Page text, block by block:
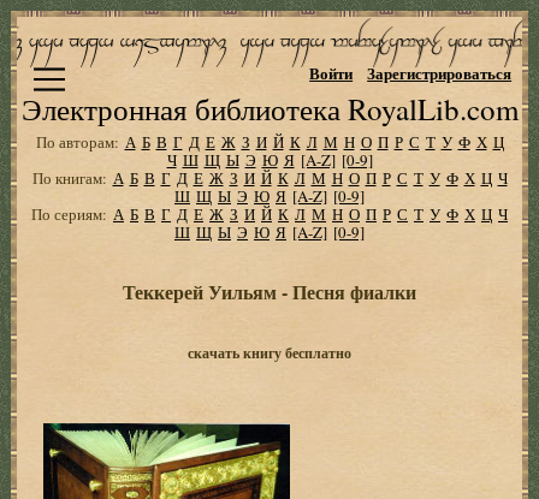
Электронная библиотека RoyalLib.com
Войти Зарегистрироваться
По авторам: А Б В Г Д Е Ж З И Й К Л М Н О П Р С Т У Ф Х Ц
Ч Ш Щ Ы Э Ю Я [A-Z] [0-9]
По книгам: А Б В Г Д Е Ж З И Й К Л М Н О П Р С Т У Ф Х Ц Ч
Ш Щ Ы Э Ю Я [A-Z] [0-9]
По сериям: А Б В Г Д Е Ж З И Й К Л М Н О П Р С Т У Ф Х Ц Ч
Ш Щ Ы Э Ю Я [A-Z] [0-9]
Теккерей Уильям - Песня фиалки
скачать книгу бесплатно